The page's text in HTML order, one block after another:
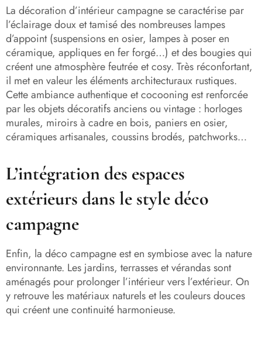
La décoration d’intérieur campagne se caractérise par
l’éclairage doux et tamisé des nombreuses lampes
d’appoint (suspensions en osier, lampes à poser en
céramique, appliques en fer forgé…) et des bougies qui
créent une atmosphère feutrée et cosy. Très réconfortant,
il met en valeur les éléments architecturaux rustiques.
Cette ambiance authentique et cocooning est renforcée
par les objets décoratifs anciens ou vintage : horloges
murales, miroirs à cadre en bois, paniers en osier,
céramiques artisanales, coussins brodés, patchworks…
L’intégration des espaces
extérieurs dans le style déco
campagne
Enfin, la déco campagne est en symbiose avec la nature
environnante. Les jardins, terrasses et vérandas sont
aménagés pour prolonger l’intérieur vers l’extérieur. On
y retrouve les matériaux naturels et les couleurs douces
qui créent une continuité harmonieuse.